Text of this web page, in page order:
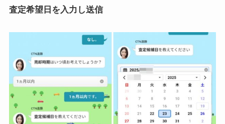
査定希望日を入力し送信